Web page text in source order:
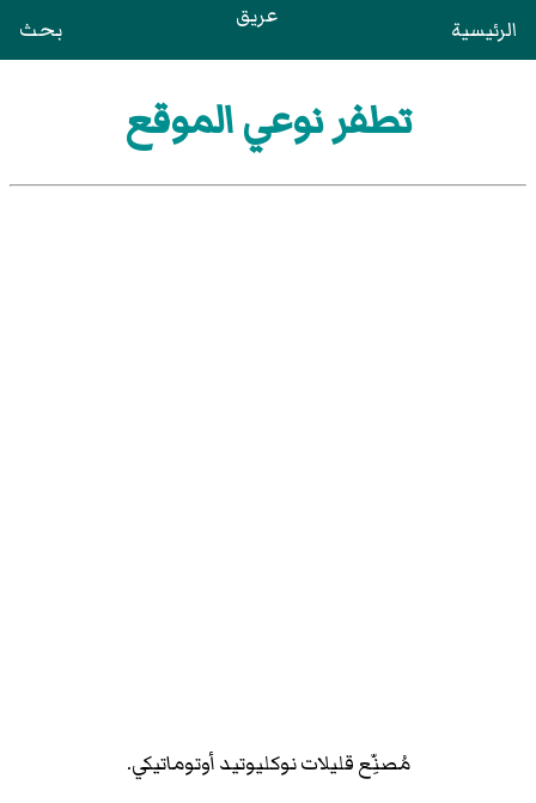
الرئيسية عريق بحث
تطفر نوعي الموقع
مُصنِّع قليلات نوكليوتيد أوتوماتيكي.